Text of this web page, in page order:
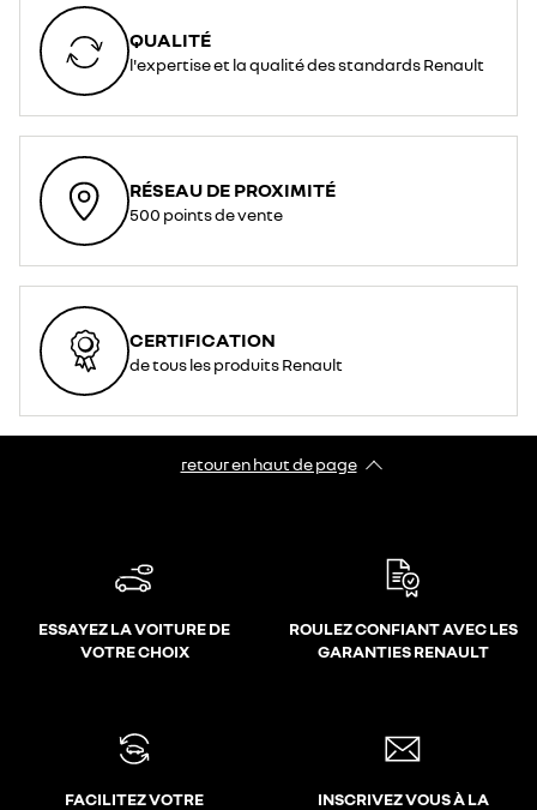
QUALITÉ
l'expertise et la qualité des standards Renault
RÉSEAU DE PROXIMITÉ
500 points de vente
CERTIFICATION
de tous les produits Renault
retour en haut de page​
ESSAYEZ LA VOITURE DE
VOTRE CHOIX
ROULEZ CONFIANT AVEC LES
GARANTIES RENAULT
FACILITEZ VOTRE
INSCRIVEZ VOUS À LA